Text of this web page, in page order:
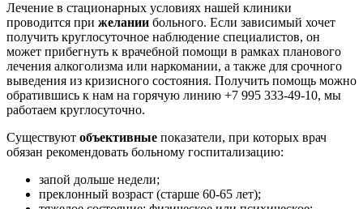
Лечение в стационарных условиях нашей клиники
проводится при желании больного. Если зависимый хочет
получить круглосуточное наблюдение специалистов, он
может прибегнуть к врачебной помощи в рамках планового
лечения алкоголизма или наркомании, а также для срочного
выведения из кризисного состояния. Получить помощь можно
обратившись к нам на горячую линию +7 995 333-49-10, мы
работаем круглосуточно.
Существуют объективные показатели, при которых врач
обязан рекомендовать больному госпитализацию:
запой дольше недели;
преклонный возраст (старше 60-65 лет);